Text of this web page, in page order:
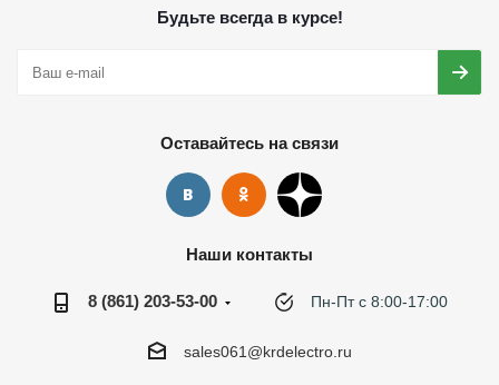
Будьте всегда в курсе!
Оставайтесь на связи
Наши контакты
8 (861) 203-53-00 Пн-Пт с 8:00-17:00
sales061@krdelectro.ru